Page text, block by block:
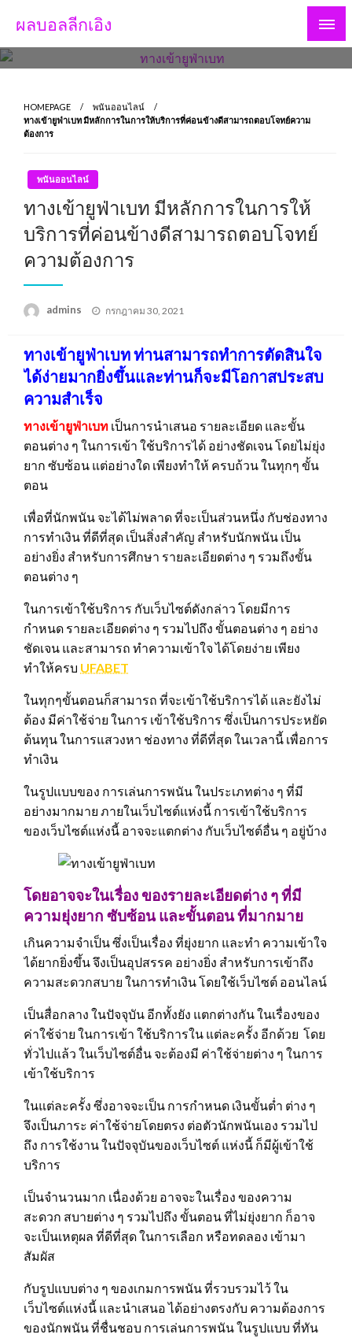
content
ผลบอลลีกเอิง
HOMEPAGE
พนันออนไลน์
ทางเข้ายูฟ่าเบท มีหลักการในการให้บริการที่ค่อนข้างดีสามารถตอบโจทย์ความ
ต้องการ
พนันออนไลน์
ทางเข้ายูฟ่าเบท มีหลักการในการให้
บริการที่ค่อนข้างดีสามารถตอบโจทย์
ความต้องการ
admins
Posted
กรกฎาคม 30, 2021
ทางเข้ายูฟ่าเบท ท่านสามารถทำการตัดสินใจ
ได้ง่ายมากยิ่งขึ้นและท่านก็จะมีโอกาสประสบ
ความสำเร็จ
ทางเข้ายูฟ่าเบท เป็นการนำเสนอ รายละเอียด และขั้น
ตอนต่าง ๆ ในการเข้า ใช้บริการได้ อย่างชัดเจน โดยไม่ยุ่ง
ยาก ซับซ้อน แต่อย่างใด เพียงทำให้ ครบถ้วน ในทุกๆ ขั้น
ตอน
เพื่อที่นักพนัน จะได้ไม่พลาด ที่จะเป็นส่วนหนึ่ง กับช่องทาง
การทำเงิน ที่ดีที่สุด เป็นสิ่งสำคัญ สำหรับนักพนัน เป็น
อย่างยิ่ง สำหรับการศึกษา รายละเอียดต่าง ๆ รวมถึงขั้น
ตอนต่าง ๆ
ในการเข้าใช้บริการ กับเว็บไซต์ดังกล่าว โดยมีการ
กำหนด รายละเอียดต่าง ๆ รวมไปถึง ขั้นตอนต่าง ๆ อย่าง
ชัดเจน และสามารถ ทำความเข้าใจ ได้โดยง่าย เพียง
ทำให้ครบ UFABET
ในทุกๆขั้นตอนก็สามารถ ที่จะเข้าใช้บริการได้ และยังไม่
ต้อง มีค่าใช้จ่าย ในการ เข้าใช้บริการ ซึ่งเป็นการประหยัด
ต้นทุน ในการแสวงหา ช่องทาง ที่ดีที่สุด ในเวลานี้ เพื่อการ
ทำเงิน
ในรูปแบบของ การเล่นการพนัน ในประเภทต่าง ๆ ที่มี
อย่างมากมาย ภายในเว็บไซต์แห่งนี้ การเข้าใช้บริการ
ของเว็บไซต์แห่งนี้ อาจจะแตกต่าง กับเว็บไซต์อื่น ๆ อยู่บ้าง
โดยอาจจะในเรื่อง ของรายละเอียดต่าง ๆ ที่มี
ความยุ่งยาก ซับซ้อน และขั้นตอน ที่มากมาย
เกินความจำเป็น ซึ่งเป็นเรื่อง ที่ยุ่งยาก และทำ ความเข้าใจ
ได้ยากยิ่งขึ้น จึงเป็นอุปสรรค อย่างยิ่ง สำหรับการเข้าถึง
ความสะดวกสบาย ในการทำเงิน โดยใช้เว็บไซต์ ออนไลน์
เป็นสื่อกลาง ในปัจจุบัน อีกทั้งยัง แตกต่างกัน ในเรื่องของ
ค่าใช้จ่าย ในการเข้า ใช้บริการใน แต่ละครั้ง อีกด้วย โดย
ทั่วไปแล้ว ในเว็บไซต์อื่น จะต้องมี ค่าใช้จ่ายต่าง ๆ ในการ
เข้าใช้บริการ
ในแต่ละครั้ง ซึ่งอาจจะเป็น การกำหนด เงินขั้นต่ำ ต่าง ๆ
จึงเป็นภาระ ค่าใช้จ่ายโดยตรง ต่อตัวนักพนันเอง รวมไป
ถึง การใช้งาน ในปัจจุบันของเว็บไซต์ แห่งนี้ ก็มีผู้เข้าใช้
บริการ
เป็นจำนวนมาก เนื่องด้วย อาจจะในเรื่อง ของความ
สะดวก สบายต่าง ๆ รวมไปถึง ขั้นตอน ที่ไม่ยุ่งยาก ก็อาจ
จะเป็นเหตุผล ที่ดีที่สุด ในการเลือก หรือทดลอง เข้ามา
สัมผัส
กับรูปแบบต่าง ๆ ของเกมการพนัน ที่รวบรวมไว้ ใน
เว็บไซต์แห่งนี้ และนำเสนอ ได้อย่างตรงกับ ความต้องการ
ของนักพนัน ที่ชื่นชอบ การเล่นการพนัน ในรูปแบบ ที่ทัน